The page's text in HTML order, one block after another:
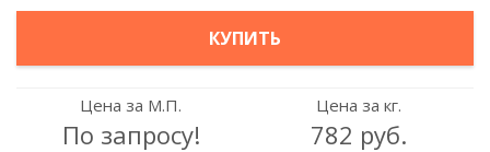
КУПИТЬ
Цена за М.П.
По запросу!
Цена за кг.
782 руб.